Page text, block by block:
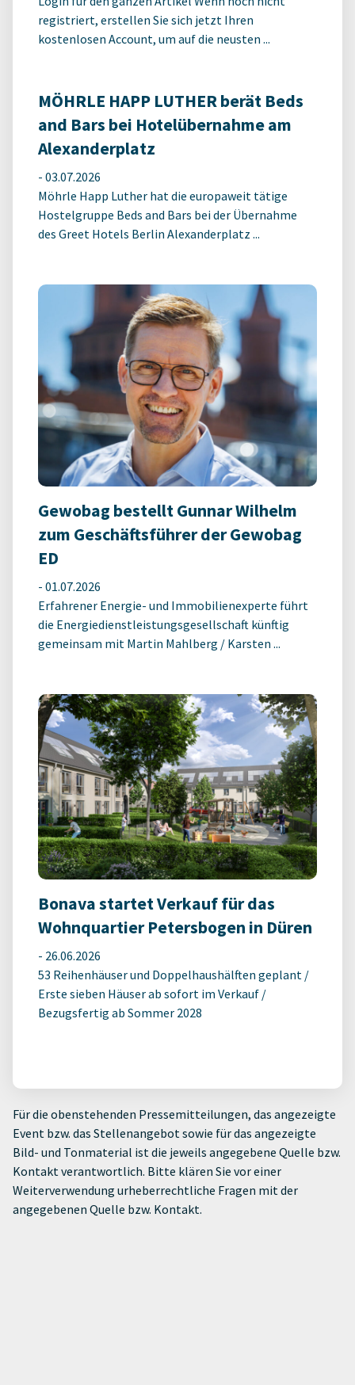
registriert, erstellen Sie sich jetzt Ihren
kostenlosen Account, um auf die neusten ...
MÖHRLE HAPP LUTHER berät Beds
and Bars bei Hotelübernahme am
Alexanderplatz
- 03.07.2026
Möhrle Happ Luther hat die europaweit tätige
Hostelgruppe Beds and Bars bei der Übernahme
des Greet Hotels Berlin Alexanderplatz ...
Gewobag bestellt Gunnar Wilhelm
zum Geschäftsführer der Gewobag
ED
- 01.07.2026
Erfahrener Energie- und Immobilienexperte führt
die Energiedienstleistungsgesellschaft künftig
gemeinsam mit Martin Mahlberg / Karsten ...
Bonava startet Verkauf für das
Wohnquartier Petersbogen in Düren
- 26.06.2026
53 Reihenhäuser und Doppelhaushälften geplant /
Erste sieben Häuser ab sofort im Verkauf /
Bezugsfertig ab Sommer 2028
Für die obenstehenden Pressemitteilungen, das angezeigte
Event bzw. das Stellenangebot sowie für das angezeigte
Bild- und Tonmaterial ist die jeweils angegebene Quelle bzw.
Kontakt verantwortlich. Bitte klären Sie vor einer
Weiterverwendung urheberrechtliche Fragen mit der
angegebenen Quelle bzw. Kontakt.